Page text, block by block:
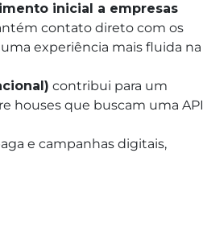
inicial a empresas
contato direto com os
experiência mais fluida na
contribui para um
houses que buscam uma API
e campanhas digitais,